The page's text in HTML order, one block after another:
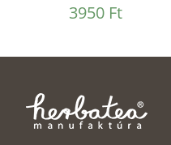
Értékelés:
5.00
3950 Ft